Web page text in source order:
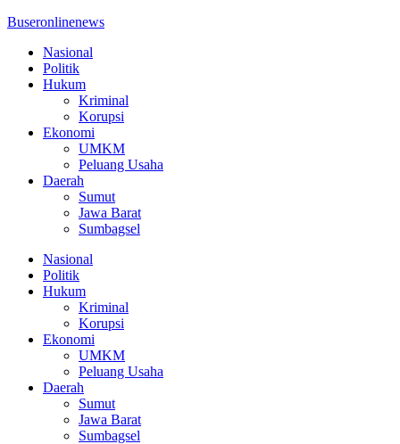
Buseronlinenews
Nasional
Politik
Hukum
Kriminal
Korupsi
Ekonomi
UMKM
Peluang Usaha
Daerah
Sumut
Jawa Barat
Sumbagsel
Nasional
Politik
Hukum
Kriminal
Korupsi
Ekonomi
UMKM
Peluang Usaha
Daerah
Sumut
Jawa Barat
Sumbagsel